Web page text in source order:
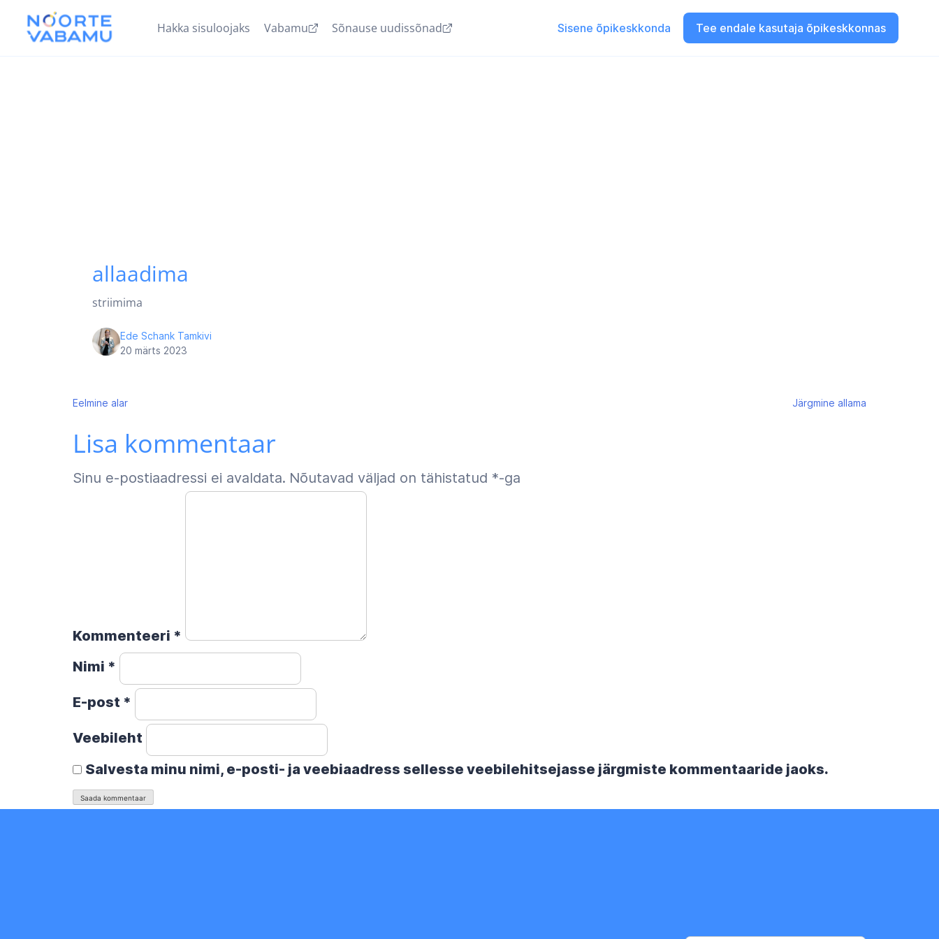
Hakka sisuloojaks Vabamu Sõnause uudissõnad Sisene õpikeskkonda Tee endale kasutaja õpikeskkonnas
allaadima
striimima
Ede Schank Tamkivi
20 märts 2023
Navigeerimine
Eelmine alar Järgmine allama
Lisa kommentaar
Sinu e-postiaadressi ei avaldata. Nõutavad väljad on tähistatud *-ga
Kommenteeri *
Nimi *
E-post *
Veebileht
Salvesta minu nimi, e-posti- ja veebiaadress sellesse veebilehitsejasse järgmiste kommentaaride jaoks.